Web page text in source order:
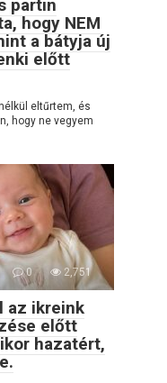
partin
hogy NEM
a bátyja új
előtt
eltűrtem, és
hogy ne vegyem
0 2,751
az ikreink
előtt
hazatért,